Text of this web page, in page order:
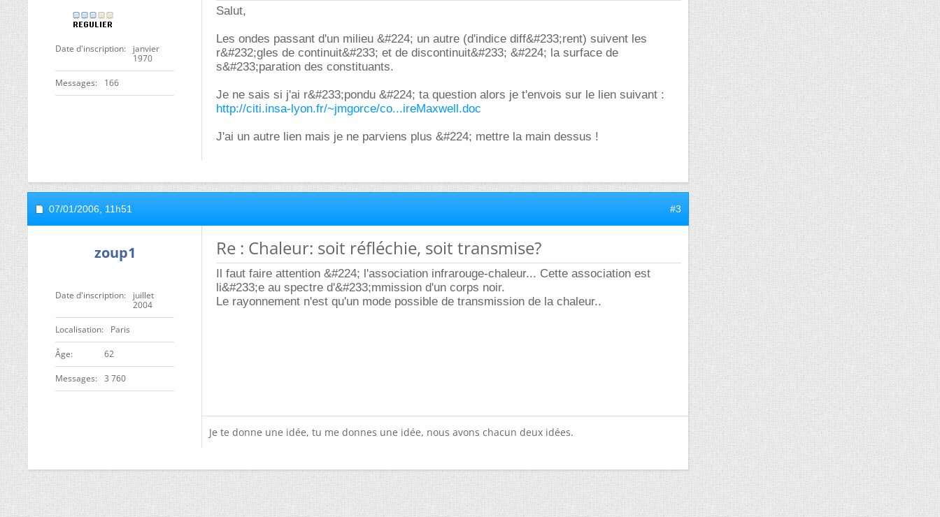
Date d'inscription
janvier
1970
Messages 166
Salut,
Les ondes passant d'un milieu &#224; un autre (d'indice diff&#233;rent) suivent les
r&#232;gles de continuit&#233; et de discontinuit&#233; &#224; la surface de
s&#233;paration des constituants.
Je ne sais si j'ai r&#233;pondu &#224; ta question alors je t'envois sur le lien suivant :
http://citi.insa-lyon.fr/~jmgorce/co...ireMaxwell.doc
J'ai un autre lien mais je ne parviens plus &#224; mettre la main dessus !
07/01/2006, 11h51 #3
zoup1
Date d'inscription
juillet
2004
Localisation Paris
ge 62
Messages 3 760
Re : Chaleur: soit réfléchie, soit transmise?
Il faut faire attention &#224; l'association infrarouge-chaleur... Cette association est
li&#233;e au spectre d'&#233;mmission d'un corps noir.
Le rayonnement n'est qu'un mode possible de transmission de la chaleur..
Je te donne une idée, tu me donnes une idée, nous avons chacun deux idées.